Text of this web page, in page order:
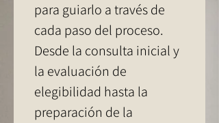
para guiarlo a través de
cada paso del proceso.
Desde la consulta inicial y
la evaluación de
elegibilidad hasta la
preparación de la